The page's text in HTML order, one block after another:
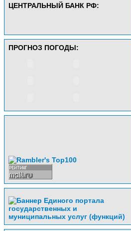
ЦЕНТРАЛЬНЫЙ БАНК РФ:
ПРОГНОЗ ПОГОДЫ: